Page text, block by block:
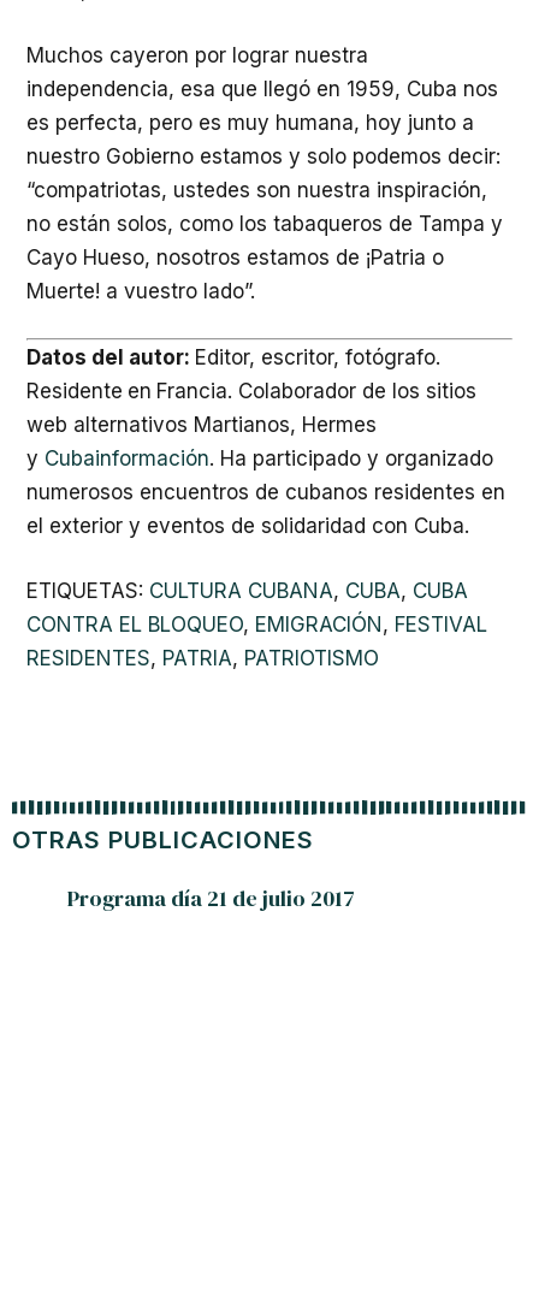
Muchos cayeron por lograr nuestra
independencia, esa que llegó en 1959, Cuba nos
es perfecta, pero es muy humana, hoy junto a
nuestro Gobierno estamos y solo podemos decir:
“compatriotas, ustedes son nuestra inspiración,
no están solos, como los tabaqueros de Tampa y
Cayo Hueso, nosotros estamos de ¡Patria o
Muerte! a vuestro lado”.
Datos del autor: Editor, escritor, fotógrafo.
Residente en Francia. Colaborador de los sitios
web alternativos Martianos, Hermes
y Cubainformación. Ha participado y organizado
numerosos encuentros de cubanos residentes en
el exterior y eventos de solidaridad con Cuba.
ETIQUETAS: CULTURA CUBANA, CUBA, CUBA
CONTRA EL BLOQUEO, EMIGRACIÓN, FESTIVAL
RESIDENTES, PATRIA, PATRIOTISMO
OTRAS PUBLICACIONES
Programa día 21 de julio 2017